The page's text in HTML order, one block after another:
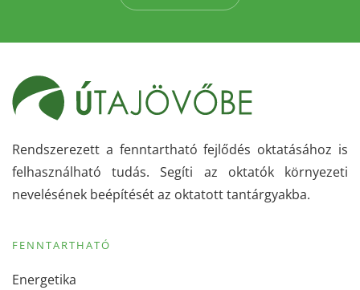
Rendszerezett a fenntartható fejlődés oktatásához is
felhasználható tudás. Segíti az oktatók környezeti
nevelésének beépítését az oktatott tantárgyakba.
FENNTARTHATÓ
Energetika